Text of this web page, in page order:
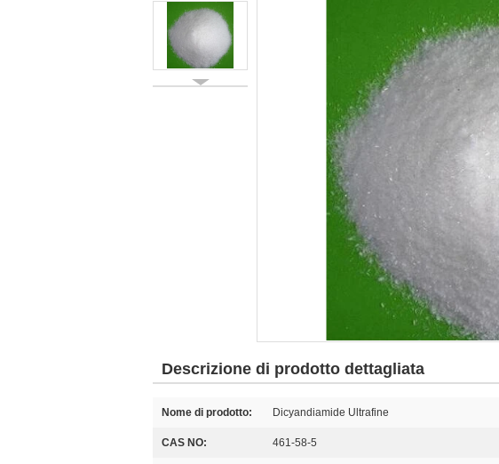
Descrizione di prodotto dettagliata
Nome di prodotto: Dicyandiamide Ultrafine
CAS NO: 461-58-5